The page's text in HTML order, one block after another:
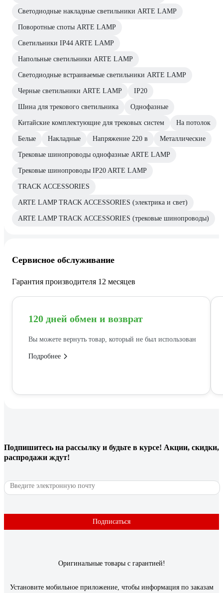
Светодиодные накладные светильники ARTE LAMP
Поворотные споты ARTE LAMP
Светильники IP44 ARTE LAMP
Напольные светильники ARTE LAMP
Светодиодные встраиваемые светильники ARTE LAMP
Черные светильники ARTE LAMP IP20
Шина для трекового светильника Однофазные
Китайские комплектующие для трековых систем На потолок
Белые Накладные Напряжение 220 в Металлические
Трековые шинопроводы однофазные ARTE LAMP
Трековые шинопроводы IP20 ARTE LAMP
TRACK ACCESSORIES
ARTE LAMP TRACK ACCESSORIES (электрика и свет)
ARTE LAMP TRACK ACCESSORIES (трековые шинопроводы)
Сервисное обслуживание
Гарантия производителя 12 месяцев
120 дней обмен и возврат
Вы можете вернуть товар, который не был использован
Подробнее
Подпишитесь на рассылку и будьте в курсе! Акции, скидки,
распродажи ждут!
Подписаться
Оригинальные товары с гарантией!
Установите мобильное приложение, чтобы информация по заказам